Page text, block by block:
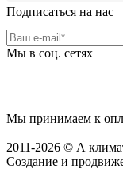
Подписаться на нас
Мы в соц. сетях
Мы принимаем к
2011-2026 © А
Создание и